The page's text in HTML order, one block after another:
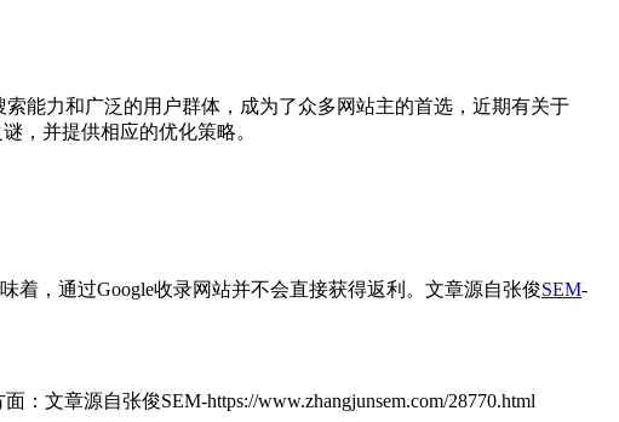
能力和广泛的用户群体，成为了众多网站主的首选，近期有关于
，并提供相应的优化策略。
着，通过Google收录网站并不会直接获得返利。 文章源自张俊SEM-
： 文章源自张俊SEM-https://www.zhangjunsem.com/28770.html